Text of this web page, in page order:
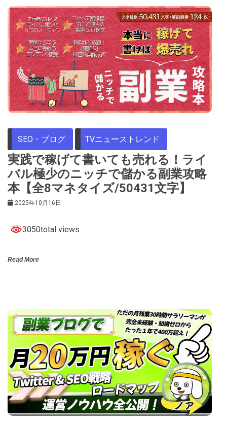
SEO・ブログ TVニューストレンド
実践で稼げて書いても売れる！ライ
バル極少のニッチで儲かる副業攻略
本【全8マネタイズ/50431文字】
2025年10月16日
3050total views
Read More